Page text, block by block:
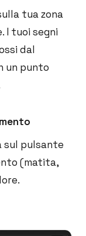
tua zona
I tuoi segni
dal
un punto
sul pulsante
(matita,